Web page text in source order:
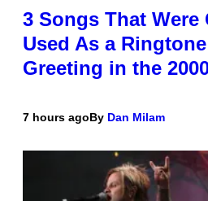
3 Songs That Were
Used As a
Greeting in the
7 hours agoBy Dan Milam